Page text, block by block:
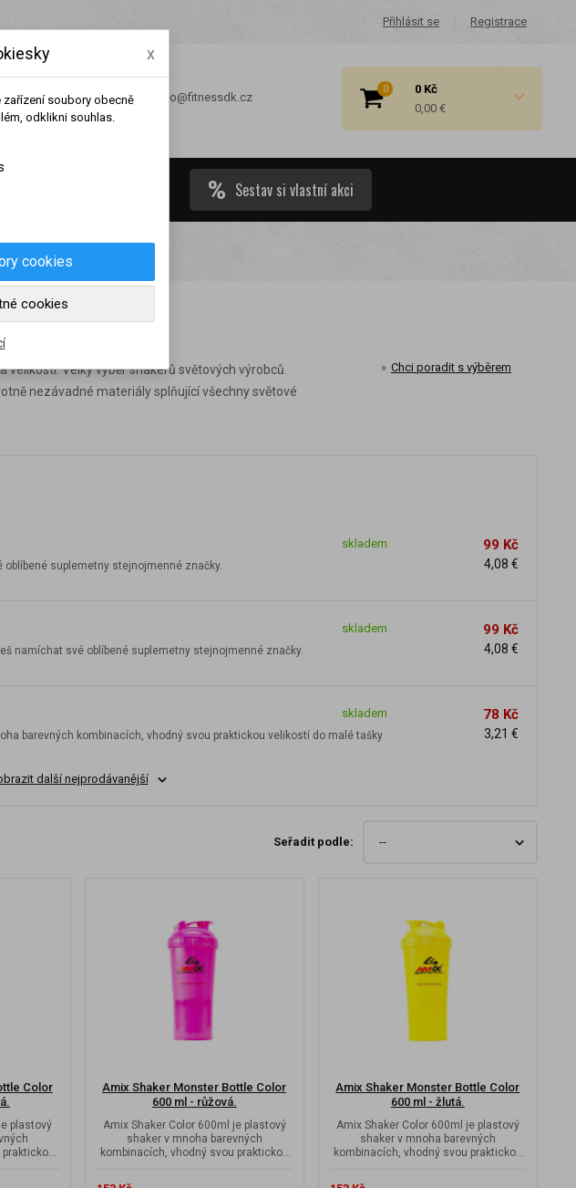
Registrace
Přihlásit se
0
0 Kč
0,00 €
+420 491 462 001 info@fitnessdk.cz
Sestav si vlastní akci
velikostí. Velký výběr shakerů světových výrobců.
nezávadné materiály splňující všechny světové
Chci poradit s výběrem
skladem
suplemetny stejnojmenné značky.
99 Kč
4,08 €
skladem
namíchat své oblíbené suplemetny stejnojmenné značky.
99 Kč
4,08 €
skladem
barevných kombinacích, vhodný svou praktickou velikostí do malé tašky
78 Kč
3,21 €
další nejprodávanější
Seřadit podle:
Color
plastový
praktickou
Amix Shaker Monster Bottle Color
600 ml - růžová.
Amix Shaker Color 600ml je plastový
shaker v mnoha barevných
kombinacích, vhodný svou praktickou
Amix Shaker Monster Bottle Color
600 ml - žlutá.
Amix Shaker Color 600ml je plastový
shaker v mnoha barevných
kombinacích, vhodný svou praktickou
x
zařízení soubory obecně
odklikni souhlas.
cookies
cookies